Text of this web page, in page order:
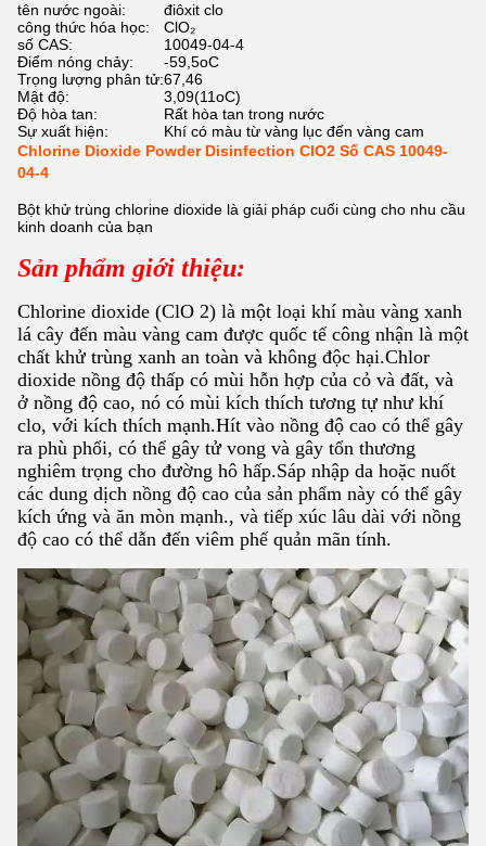
tên nước ngoài:
điôxit clo
công thức hóa học:
ClO₂
số CAS:
10049-04-4
Điểm nóng chảy:
-59,5oC
Trọng lượng phân tử:67,46
Mật độ:
3,09(11oC)
Độ hòa tan:
Rất hòa tan trong nước
Sự xuất hiện:
Khí có màu từ vàng lục đến vàng cam
Chlorine Dioxide Powder Disinfection ClO2 Số CAS 10049-
04-4
Bột khử trùng chlorine dioxide là giải pháp cuối cùng cho nhu cầu
kinh doanh của bạn
Sản phẩm giới thiệu:
Chlorine dioxide (ClO 2) là một loại khí màu vàng xanh
lá cây đến màu vàng cam được quốc tế công nhận là một
chất khử trùng xanh an toàn và không độc hại.Chlor
dioxide nồng độ thấp có mùi hỗn hợp của cỏ và đất, và
ở nồng độ cao, nó có mùi kích thích tương tự như khí
clo, với kích thích mạnh.Hít vào nồng độ cao có thể gây
ra phù phổi, có thể gây tử vong và gây tổn thương
nghiêm trọng cho đường hô hấp.Sáp nhập da hoặc nuốt
các dung dịch nồng độ cao của sản phẩm này có thể gây
kích ứng và ăn mòn mạnh., và tiếp xúc lâu dài với nồng
độ cao có thể dẫn đến viêm phế quản mãn tính.